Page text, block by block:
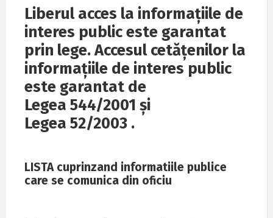
Liberul acces la informațiile de
interes public este garantat
prin lege. Accesul cetățenilor la
informațiile de interes public
este garantat de
Legea 544/2001 și
Legea 52/2003 .
LISTA cuprinzand informatiile publice
care se comunica din oficiu